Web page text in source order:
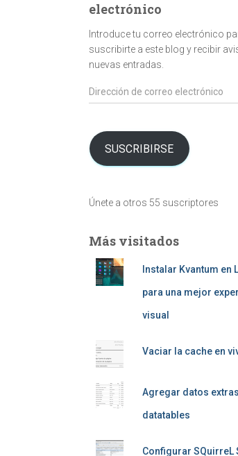
electrónico
Introduce tu correo electrónico
suscribirte a este blog y recibir
nuevas entradas.
Dirección
de
electrónico
SUSCRIBIRSE
Únete a otros 55 suscriptores
Más visitados
Instalar Kvantum en
para una mejor
visual
Vaciar la cache en
Agregar datos
datatables
Configurar SQuirreL